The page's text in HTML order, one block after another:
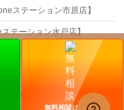
無料相談はこちら
ステーション市原店】
テーション水戸店】
Reserved.
Vektor,Inc.technology.